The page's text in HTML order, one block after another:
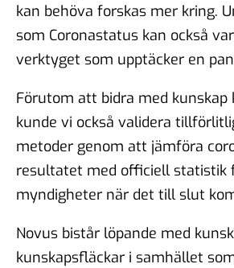
kan behöva forskas mer kring.
som Coronastatus kan också
verktyget som upptäcker en
Förutom att bidra med kunskap
kunde vi också validera
metoder genom att jämföra
resultatet med officiell statistik
myndigheter när det till slut
Novus bistår löpande med
kunskapsfläckar i samhället